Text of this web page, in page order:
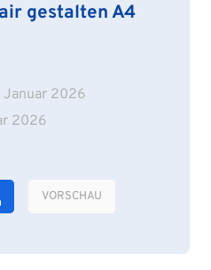
gestalten A4
2026
2026
VORSCHAU